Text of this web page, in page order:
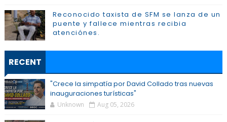
Reconocido taxista de SFM se lanza de un
puente y fallece mientras recibia
atenciónes.
RECENT
"Crece la simpatía por David Collado tras nuevas
inauguraciones turísticas"
Unknown Aug 05, 2026